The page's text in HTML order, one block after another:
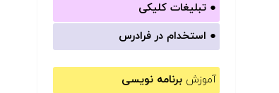
● تبلیغات کلیکی
● استخدام در فرادرس
آموزش برنامه نویسی